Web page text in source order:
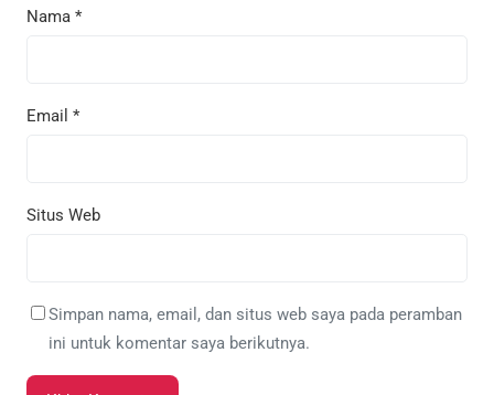
Nama *
Email *
Situs Web
Simpan nama, email, dan situs web saya pada peramban
ini untuk komentar saya berikutnya.